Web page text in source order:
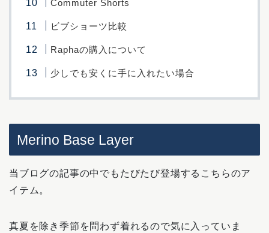
Commuter Shorts
ビブショーツ比較
Raphaの購入について
少しでも安くに手に入れたい場合
Merino Base Layer
当ブログの記事の中でもたびたび登場するこちらのア
イテム。
真夏を除き季節を問わず着れるので気に入っていま